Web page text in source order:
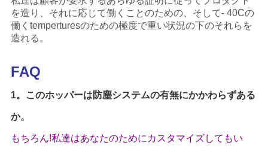
を造り、それに応じて働くことのための、そして- 40Cの
働くtemperturesのための極度で重い状況の下のそれらを
造れる。
FAQ
1。このホッパーは防塵システムの有無にかかわらずある
か。
もちろん!私達はあなたのためにカスタマイズしてもい